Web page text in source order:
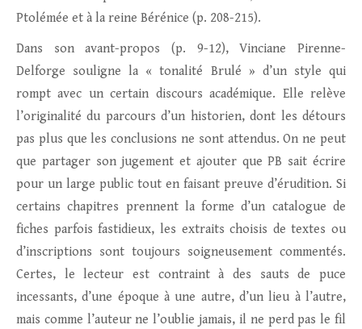
Ptolémée et à la reine Bérénice (p. 208-215).
Dans son avant-propos (p. 9-12), Vinciane Pirenne-
Delforge souligne la « tonalité Brulé » d’un style qui
rompt avec un certain discours académique. Elle relève
l’originalité du parcours d’un historien, dont les détours
pas plus que les conclusions ne sont attendus. On ne peut
que partager son jugement et ajouter que PB sait écrire
pour un large public tout en faisant preuve d’érudition. Si
certains chapitres prennent la forme d’un catalogue de
fiches parfois fastidieux, les extraits choisis de textes ou
d’inscriptions sont toujours soigneusement commentés.
Certes, le lecteur est contraint à des sauts de puce
incessants, d’une époque à une autre, d’un lieu à l’autre,
mais comme l’auteur ne l’oublie jamais, il ne perd pas le fil